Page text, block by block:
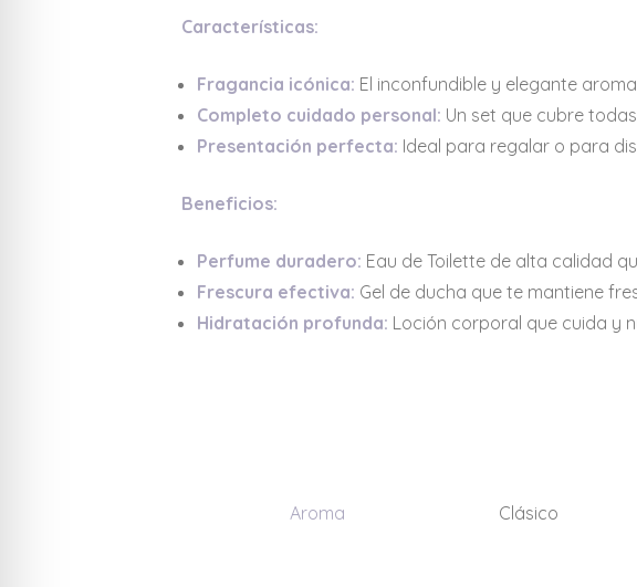
Características:
Fragancia icónica: El inconfundible y elegante
Completo cuidado personal: Un set que cubre
Presentación perfecta: Ideal para regalar o para
Beneficios:
Perfume duradero: Eau de Toilette de alta calidad
Frescura efectiva: Gel de ducha que te mantiene
Hidratación profunda: Loción corporal que cuida y
Aroma Clásico